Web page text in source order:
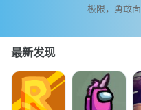
极限，勇敢
最新发现